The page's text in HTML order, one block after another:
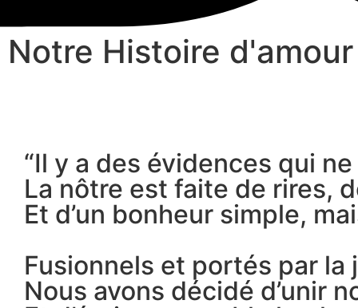
Notre Histoire d'amour
“Il y a des évidences qui
La nôtre est faite de rires,
Et d’un bonheur simple,
Fusionnels et portés par la
Nous avons décidé d’unir